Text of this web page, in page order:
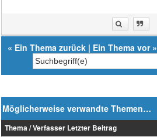
« Ein Thema zurück | Ein Thema vor»
Möglicherweise verwandte Themen…
Thema / Verfasser Letzter Beitrag